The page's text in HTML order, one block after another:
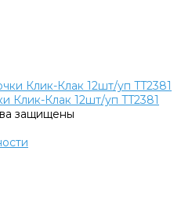
Клик-Клак 12шт/уп TT2381
защищены